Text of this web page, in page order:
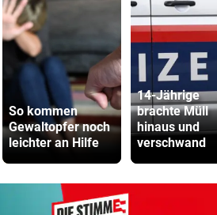
So kommen
Gewaltopfer noch
leichter an Hilfe
14-Jährige
brachte Müll
hinaus und
verschwand